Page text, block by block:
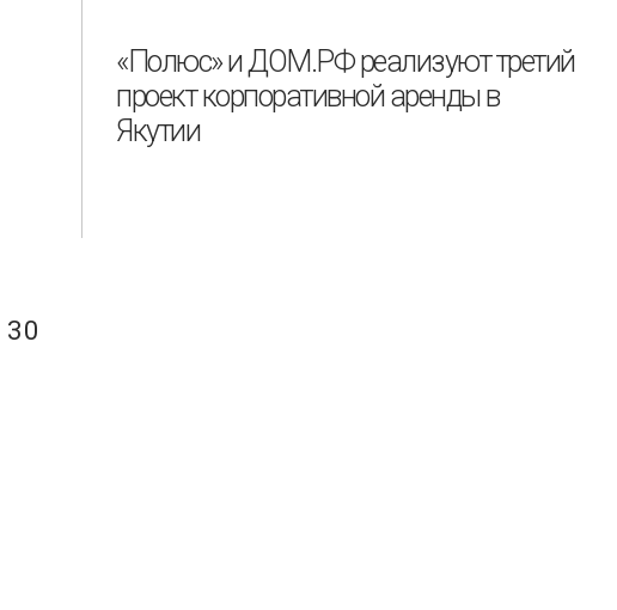
«Полюс» и ДОМ.РФ реализуют третий
проект корпоративной аренды в
Якутии
30